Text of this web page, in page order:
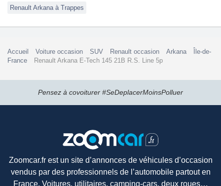
Renault Arkana à Trappes
Accueil Voiture occasion SUV Renault occasion Arkana
Île-de-
France
Renault Arkana E-Tech 145 21B R.S. Line 5p
Pensez à covoiturer #SeDeplacerMoinsPolluer
Zoomcar.fr est un site d’annonces de véhicules d’occasion
vendus par des professionnels de l’automobile partout en
France. Voitures, utilitaires, camping-cars, deux roues…